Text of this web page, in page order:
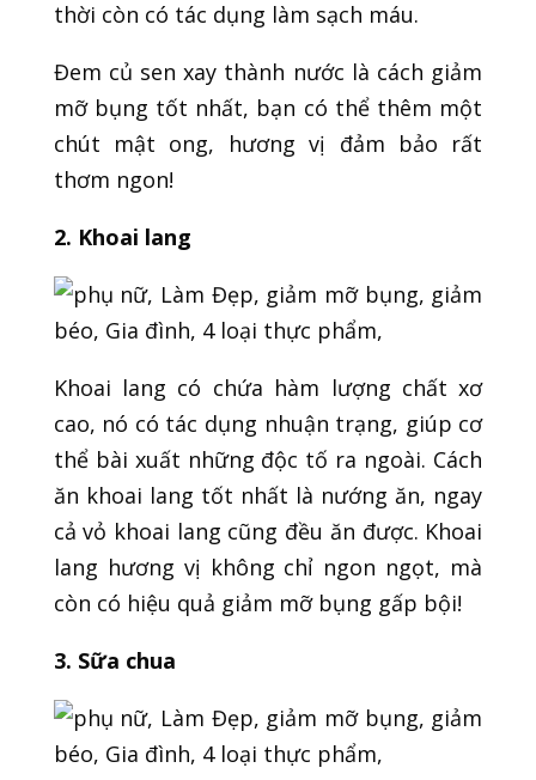
thời còn có tác dụng làm sạch máu.
Đem củ sen xay thành nước là cách giảm
mỡ bụng tốt nhất, bạn có thể thêm một
chút mật ong, hương vị đảm bảo rất
thơm ngon!
2. Khoai lang
Khoai lang có chứa hàm lượng chất xơ
cao, nó có tác dụng nhuận trạng, giúp cơ
thể bài xuất những độc tố ra ngoài. Cách
ăn khoai lang tốt nhất là nướng ăn, ngay
cả vỏ khoai lang cũng đều ăn được. Khoai
lang hương vị không chỉ ngon ngọt, mà
còn có hiệu quả giảm mỡ bụng gấp bội!
3. Sữa chua